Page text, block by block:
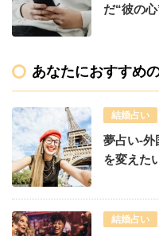
だ“彼の
あなたにおすすめ
結婚占い
夢占い-外
を変えた
結婚占い